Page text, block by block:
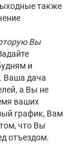
также
Вы
и
Ваша дача
а Вы не
ваших
график, Вам
что Вы
отъездом.